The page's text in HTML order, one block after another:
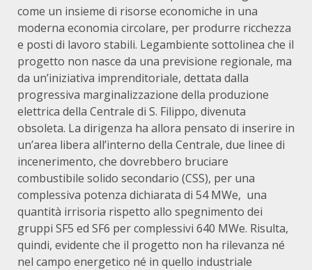
come un insieme di risorse economiche in una
moderna economia circolare, per produrre ricchezza
e posti di lavoro stabili. Legambiente sottolinea che il
progetto non nasce da una previsione regionale, ma
da un’iniziativa imprenditoriale, dettata dalla
progressiva marginalizzazione della produzione
elettrica della Centrale di S. Filippo, divenuta
obsoleta. La dirigenza ha allora pensato di inserire in
un’area libera all’interno della Centrale, due linee di
incenerimento, che dovrebbero bruciare
combustibile solido secondario (CSS), per una
complessiva potenza dichiarata di 54 MWe, una
quantità irrisoria rispetto allo spegnimento dei
gruppi SF5 ed SF6 per complessivi 640 MWe. Risulta,
quindi, evidente che il progetto non ha rilevanza né
nel campo energetico né in quello industriale